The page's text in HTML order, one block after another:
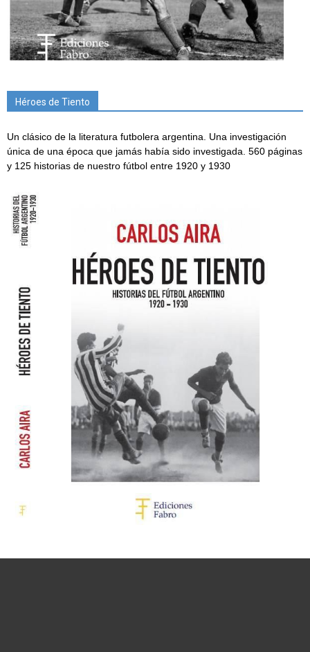
Héroes de Tiento
Un clásico de la literatura futbolera argentina. Una investigación
única de una época que jamás había sido investigada. 560 páginas
y 125 historias de nuestro fútbol entre 1920 y 1930